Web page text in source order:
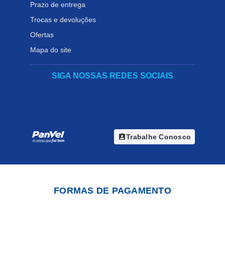
Prazo de entrega
Trocas e devoluções
Ofertas
Mapa do site
SIGA NOSSAS REDES SOCIAIS
assignment_indTrabalhe Conosco
FORMAS DE PAGAMENTO